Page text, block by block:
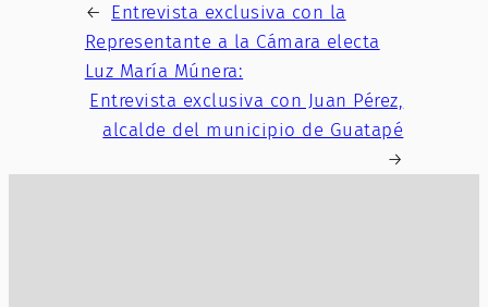
← Entrevista exclusiva con la
Representante a la Cámara electa
Luz María Múnera:
Entrevista exclusiva con Juan Pérez,
alcalde del municipio de Guatapé
→